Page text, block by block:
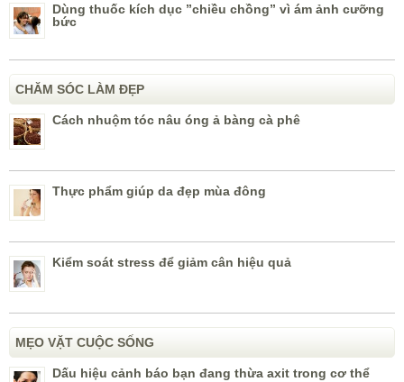
Dùng thuốc kích dục ”chiều chồng” vì ám ảnh cưỡng
bức
CHĂM SÓC LÀM ĐẸP
Cách nhuộm tóc nâu óng ả bàng cà phê
Thực phẩm giúp da đẹp mùa đông
Kiểm soát stress để giảm cân hiệu quả
MẸO VẶT CUỘC SỐNG
Dấu hiệu cảnh báo bạn đang thừa axit trong cơ thể